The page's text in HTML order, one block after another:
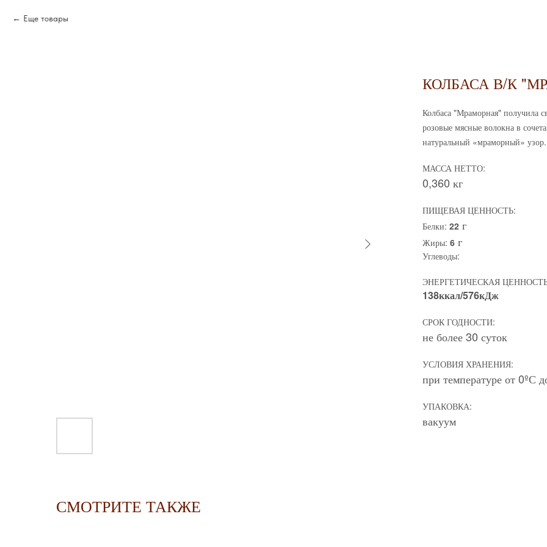
Еще товары
КОЛБАСА В/К
Колбаса "Мраморная" получила
розовые мясные волокна в
натуральный «мраморный» узор.
МАССА НЕТТО:
0,360 кг
ПИЩЕВАЯ ЦЕННОСТЬ:
Белки: 22 г
Жиры: 6 г
Углеводы:
ЭНЕРГЕТИЧЕСКАЯ
138ккал/576кДж
СРОК ГОДНОСТИ:
не более 30 суток
УСЛОВИЯ ХРАНЕНИЯ:
при температуре от 0ºС
УПАКОВКА:
вакуум
СМОТРИТЕ ТАКЖЕ